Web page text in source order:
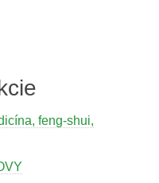
feng-shui,